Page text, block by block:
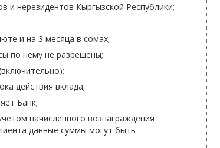
и нерезидентов Кыргызской Республики;
и на 3 месяца в сомах;
по нему не разрешены;
действия вклада;
Банк;
начисленного вознаграждения
данные суммы могут быть